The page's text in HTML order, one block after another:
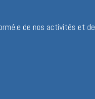
de nos activités et de